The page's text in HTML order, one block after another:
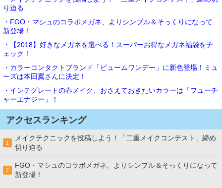
り迫る
・FGO・マシュのコラボメガネ、よりシンプル＆そっくりになって
新登場！
・【2018】好きなメガネを選べる！スーパーお得なメガネ福袋をチ
ェック！
・カラーコンタクトブランド「ビュームワンデー」に新色登場！ミュ
ーズは本田翼さんに決定！
・インテグレートの春メイク、おさえておきたいカラーは「フューチ
ャーエナジー」！
アクセスランキング
1
メイクテクニックを投稿しよう！「二重メイクコンテスト」締め
切り迫る
2
FGO・マシュのコラボメガネ、よりシンプル＆そっくりになって
新登場！